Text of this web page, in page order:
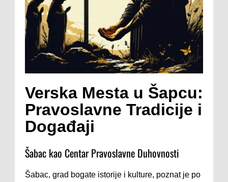
Verska Mesta u Šapcu:
Pravoslavne Tradicije i
Događaji
Šabac kao Centar Pravoslavne Duhovnosti
Šabac, grad bogate istorije i kulture, poznat je po